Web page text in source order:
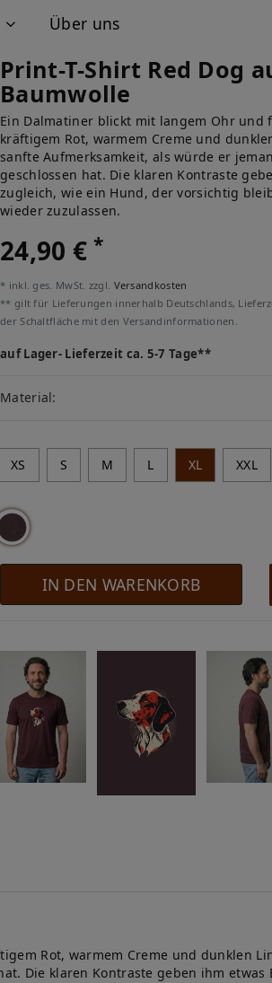
Über uns
Print-T-Shirt Red Dog
Baumwolle
Ein Dalmatiner blickt mit langem Ohr und
kräftigem Rot, warmem Creme und
sanfte Aufmerksamkeit, als würde er
geschlossen hat. Die klaren Kontraste
zugleich, wie ein Hund, der vorsichtig
wieder zuzulassen.
24,90 €*
* inkl. ges. MwSt. zzgl. Versandkosten
** gilt für Lieferungen innerhalb Deutschlands,
der Schaltfläche mit den Versandinformationen.
auf Lager- Lieferzeit ca. 5-7 Tage**
Material:
XS S M L XL XXL
IN DEN WARENKORB
Rot, warmem Creme und dunklen
Die klaren Kontraste geben ihm